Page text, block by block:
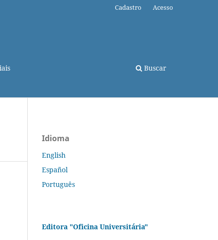
Buscar
Cadastro Acesso
Idioma
English
Español
Português
Editora "Oficina Universitária"